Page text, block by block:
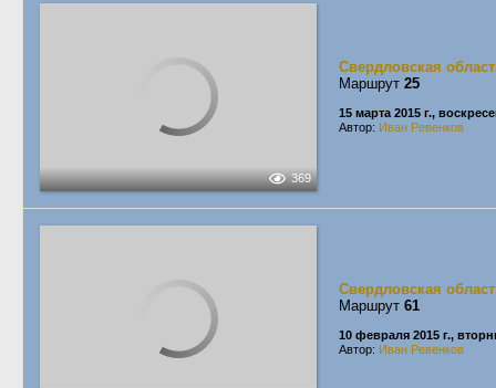
369
Свердловская
Маршрут 25
15 марта 2015 г.,
Автор: Иван Ревенков
Свердловская
Маршрут 61
10 февраля 2015 г.,
Автор: Иван Ревенков